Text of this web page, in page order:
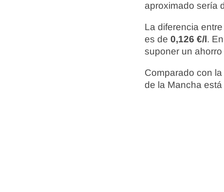
aproximado sería
La diferencia
es de 0,126 €/l.
suponer un
Comparado con
de la Mancha está